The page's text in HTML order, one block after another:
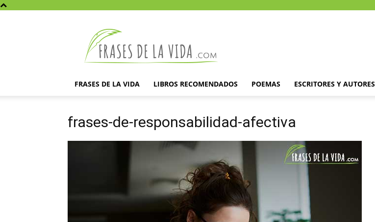
la
vida
FRASES DE LA VIDA LIBROS RECOMENDADOS POEMAS ESCRITORES Y AUTORES
frases-de-responsabilidad-afectiva